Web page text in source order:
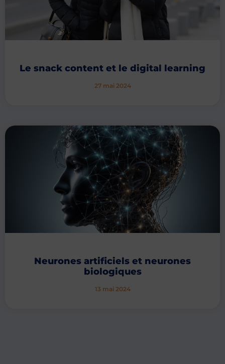
Le snack content et le digital learning
27 mai 2024
Neurones artificiels et neurones
biologiques
13 mai 2024